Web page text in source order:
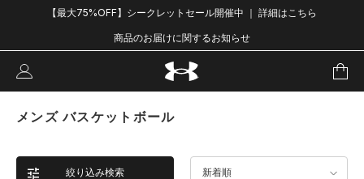
【最大75%OFF】シークレットセール開催中 ｜ 詳細はこちら
商品のお届けに関するお知らせ
メンズ バスケットボール
絞り込み検索 新着順